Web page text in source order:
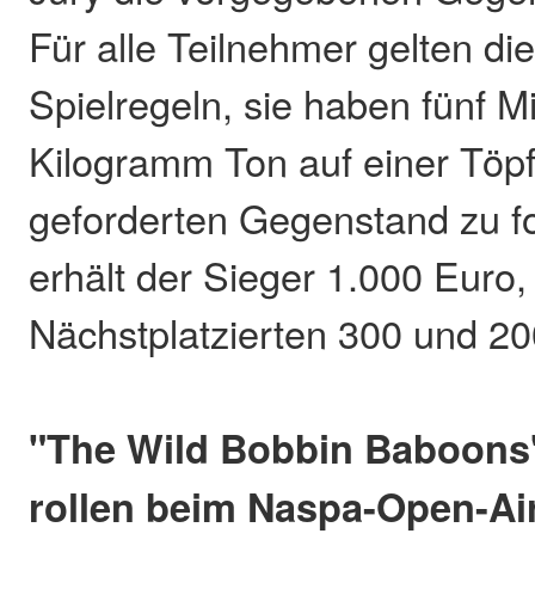
Für alle Teilnehmer gelten
Spielregeln, sie haben fünf
Kilogramm Ton auf einer
geforderten Gegenstand zu
erhält der Sieger 1.000
Nächstplatzierten 300 und
"The Wild Bobbin
rollen beim Naspa-Open-